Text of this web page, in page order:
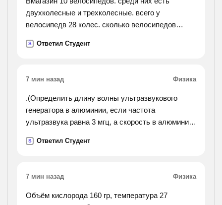
двухколесные и трехколесные. всего у
велосипедв 28 колес. сколько велосипедов
S Ответил Студент
7 мин назад Физика
.(Определить длину волны ультразвукового
генератора в алюминии, если частота
ультразвука равна 3 мгц, а скорость в алюминии
S Ответил Студент
7 мин назад Физика
Объём кислорода 160 гр, температура 27